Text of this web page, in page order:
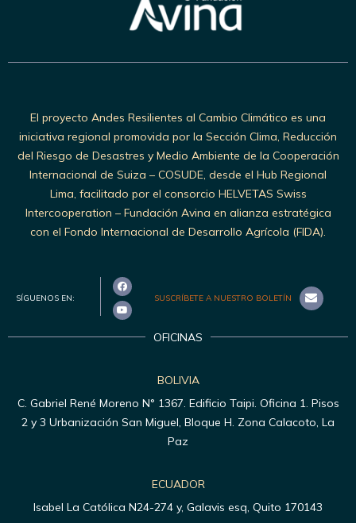
El proyecto Andes Resilientes al Cambio Climático es una
iniciativa regional promovida por la Sección Clima, Reducción
del Riesgo de Desastres y Medio Ambiente de la Cooperación
Internacional de Suiza – COSUDE, desde el Hub Regional
Lima, facilitado por el consorcio HELVETAS Swiss
Intercooperation – Fundación Avina en alianza estratégica
con el Fondo Internacional de Desarrollo Agrícola (FIDA).
SÍGUENOS EN: SUSCRÍBETE A NUESTRO BOLETÍN
OFICINAS
BOLIVIA
C. Gabriel René Moreno N° 1367. Edificio Taipi. Oficina 1. Pisos
2 y 3 Urbanización San Miguel, Bloque H. Zona Calacoto, La
Paz
ECUADOR
Isabel La Católica N24-274 y, Galavis esq, Quito 170143